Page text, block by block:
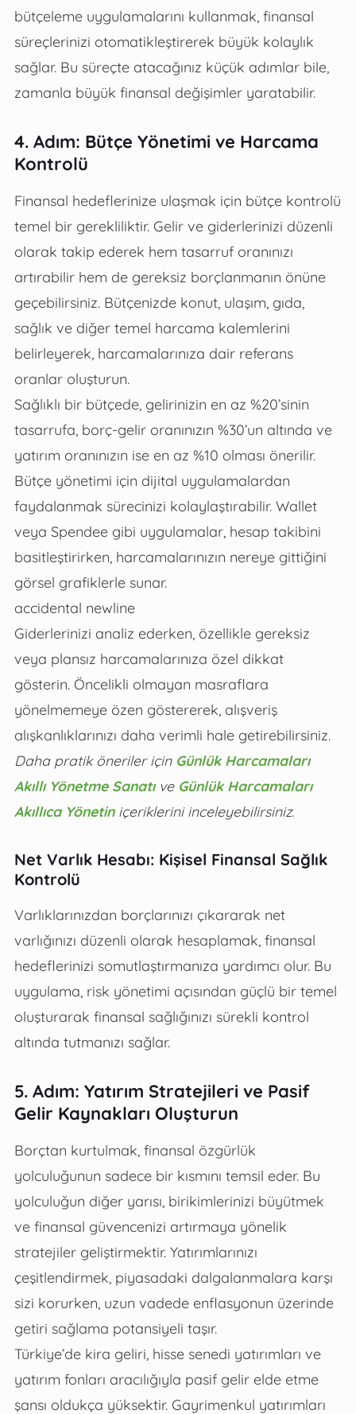
bütçeleme uygulamalarını kullanmak, finansal
süreçlerinizi otomatikleştirerek büyük kolaylık
sağlar. Bu süreçte atacağınız küçük adımlar bile,
zamanla büyük finansal değişimler yaratabilir.
4. Adım: Bütçe Yönetimi ve Harcama
Kontrolü
Finansal hedeflerinize ulaşmak için bütçe kontrolü
temel bir gerekliliktir. Gelir ve giderlerinizi düzenli
olarak takip ederek hem tasarruf oranınızı
artırabilir hem de gereksiz borçlanmanın önüne
geçebilirsiniz. Bütçenizde konut, ulaşım, gıda,
sağlık ve diğer temel harcama kalemlerini
belirleyerek, harcamalarınıza dair referans
oranlar oluşturun.
Sağlıklı bir bütçede, gelirinizin en az %20’sinin
tasarrufa, borç-gelir oranınızın %30’un altında ve
yatırım oranınızın ise en az %10 olması önerilir.
Bütçe yönetimi için dijital uygulamalardan
faydalanmak sürecinizi kolaylaştırabilir. Wallet
veya Spendee gibi uygulamalar, hesap takibini
basitleştirirken, harcamalarınızın nereye gittiğini
görsel grafiklerle sunar.
accidental newline
Giderlerinizi analiz ederken, özellikle gereksiz
veya plansız harcamalarınıza özel dikkat
gösterin. Öncelikli olmayan masraflara
yönelmemeye özen göstererek, alışveriş
alışkanlıklarınızı daha verimli hale getirebilirsiniz.
Daha pratik öneriler için Günlük Harcamaları
Akıllı Yönetme Sanatıve Günlük Harcamaları
Akıllıca Yönetiniçeriklerini inceleyebilirsiniz.
Net Varlık Hesabı: Kişisel Finansal Sağlık
Kontrolü
Varlıklarınızdan borçlarınızı çıkararak net
varlığınızı düzenli olarak hesaplamak, finansal
hedeflerinizi somutlaştırmanıza yardımcı olur. Bu
uygulama, risk yönetimi açısından güçlü bir temel
oluşturarak finansal sağlığınızı sürekli kontrol
altında tutmanızı sağlar.
5. Adım: Yatırım Stratejileri ve Pasif
Gelir Kaynakları Oluşturun
Borçtan kurtulmak, finansal özgürlük
yolculuğunun sadece bir kısmını temsil eder. Bu
yolculuğun diğer yarısı, birikimlerinizi büyütmek
ve finansal güvencenizi artırmaya yönelik
stratejiler geliştirmektir. Yatırımlarınızı
çeşitlendirmek, piyasadaki dalgalanmalara karşı
sizi korurken, uzun vadede enflasyonun üzerinde
getiri sağlama potansiyeli taşır.
Türkiye’de kira geliri, hisse senedi yatırımları ve
yatırım fonları aracılığıyla pasif gelir elde etme
şansı oldukça yüksektir. Gayrimenkul yatırımları